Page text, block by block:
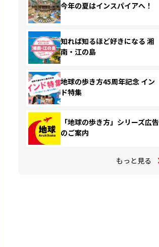
今年の夏はインスパイアへ！
知れば知るほど好きになる 湘
南・江の島
地球の歩き方45周年記念 イン
ド特集
「地球の歩き方」シリーズ広告
のご案内
もっと見る